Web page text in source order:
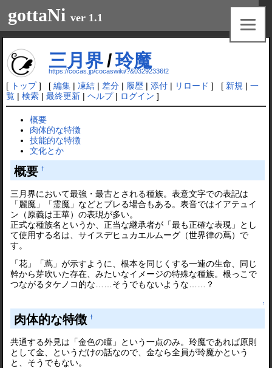
gottaNi ver 1.1
三月界/玲魔
https://cocas.jp/cocaswiki/?&03292336f2
[ トップ ] [編集 |凍結 差分 履歴 |添付 リロード ] [ 新規 |一
覧 |検索 |最終更新 |ヘルプ ログイン ]
概要
肉体的な特徴
技能的な特徴
文化とか
概要 †
三月界において最強・最古とされる種族。表意文字での表記は
「麗魔」「霊魔」などとブレる場合もある。表音ではイアテュイ
ン（原義は王華）の表現が多い。
正式な種族名というか、正当な継承者が「最も正確な表現」とし
て使用する名は、サイスデヒュカエルムーグ（世界律の蔦）で
す。
「花」「蔦」が示すように、根本を同じくする一連の生命、同じ
幹から芽吹いた存在、みたいなイメージの特殊な種族。根っこで
つながるタケノコ的な……そうでもないような……？
↑
肉体的な特徴 †
共通する外見は「金色の瞳」という一点のみ。玲魔であれば原則
として金、というだけの話なので、金なら全員が玲魔かという
と、そうでもない。